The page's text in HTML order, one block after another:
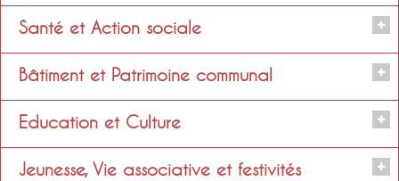
Julien PERRIN
Membres
Isabelle TRIPHON,
Maryse LEFOUR,
Président
Julien PERRIN
Santé et Action sociale
Président
Julien PERRIN
Bâtiment et Patrimoine communal
Président
Education et Culture
Jeunesse, Vie associative et festivités